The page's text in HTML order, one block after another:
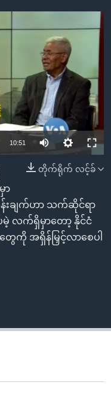
available
10:51
တိုက်ရိုက် လင့်ခ်
ာ
ချက်ဟာ သက်ဆိုင်ရာ
မဲ့ လက်ရှိမှာတော့ နိုင်ငံ
ကို အရှိန်မြှင့်လာစေပါ